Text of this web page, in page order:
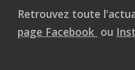
Retrouvez toute
page Facebook ou